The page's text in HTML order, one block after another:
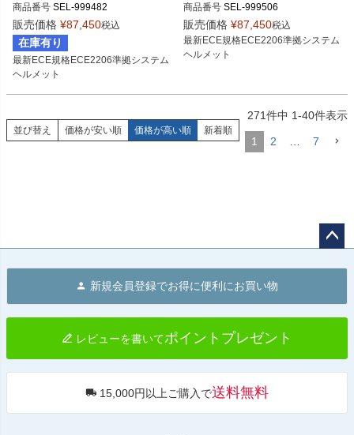
商品番号 SEL-999482
販売価格 ¥87,450税込
在庫有り
最新ECE規格ECE2206準拠システム
ヘルメット
商品番号 SEL-999506
販売価格 ¥87,450税込
最新ECE規格ECE2206準拠システム
ヘルメット
並び替え 価格が安い順 価格が高い順 新着順
271件中 1-40件表示
1 2 … 7
へ
新規会員登録でお得に便利にお買い物
レビューを書いてポイントプレゼント
15,000円以上ご購入で送料無料